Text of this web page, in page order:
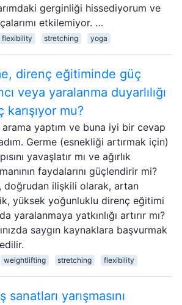
gerginliği hissediyorum ve
etkilemiyor. …
flexibility stretching yoga
direnç eğitiminde güç
veya yaralanma duyarlılığı
karışıyor mu?
arama yaptım ve buna iyi bir cevap
Germe (esnekliği artırmak için)
yavaşlatır mı ve ağırlık
faydalarını güçlendirir mi?
doğrudan ilişkili olarak, artan
yüksek yoğunluklu direnç eğitimi
yaralanmaya yatkınlığı artırır mı?
saygın kaynaklara başvurmak
weightlifting stretching flexibility
sanatları yarışmasını